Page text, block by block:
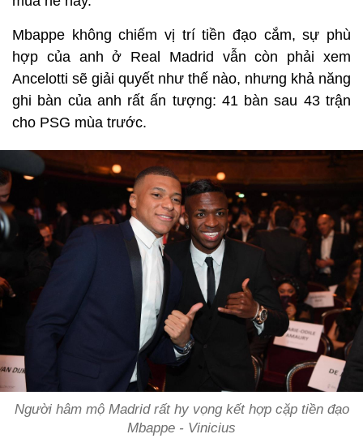
Mbappe không chiếm vị trí tiền đạo cắm, sự phù
hợp của anh ở Real Madrid vẫn còn phải xem
Ancelotti sẽ giải quyết như thế nào, nhưng khả năng
ghi bàn của anh rất ấn tượng: 41 bàn sau 43 trận
cho PSG mùa trước.
Người hâm mộ Madrid rất hy vọng kết hợp cặp tiền đạo
Mbappe - Vinicius